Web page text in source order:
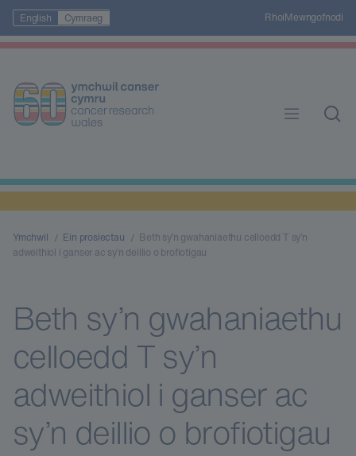
English Cymraeg RhoiMewngofnodi
Ymchwil Ein prosiectau
Beth sy’n gwahaniaethu celloedd T sy’n
adweithiol i ganser ac sy’n deillio o brofiotigau
Beth sy’n gwahaniaethu
celloedd T sy’n
adweithiol i ganser ac
sy’n deillio o brofiotigau